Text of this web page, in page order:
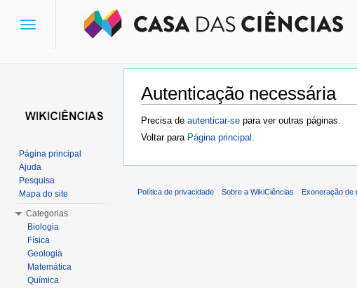
Autenticação necessária
Ir para:navegação,pesquisa
Precisa de autenticar-se para ver outras páginas.
Voltar para Página principal
Toggle
Página principal
Ajuda
Pesquisa
Mapa do site
Categorias
Biologia
Física
Geologia
Matemática
Química
Política de privacidade Sobre a WikiCiências Exoneração de